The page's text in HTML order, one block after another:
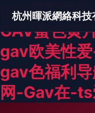
gav福利导
GAV蜜色黄
gav欧美性
gav色福利
网-Gav在-
杭州暉派網絡科技